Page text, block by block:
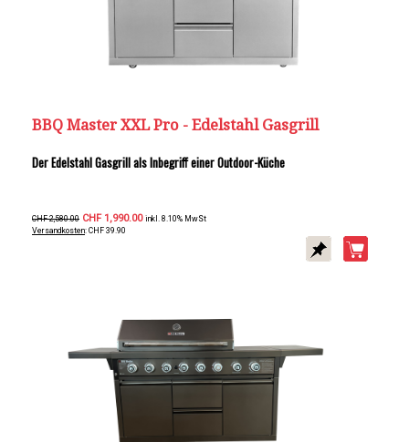
BBQ Master XXL Pro - Edelstahl Gasgrill
Der Edelstahl Gasgrill als Inbegriff einer Outdoor-Küche
CHF 2,580.00 CHF 1,990.00 inkl. 8.10% MwSt
Versandkosten: CHF 39.90